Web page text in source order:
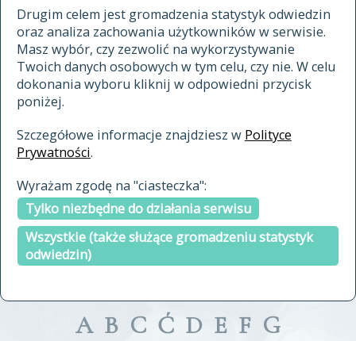
Drugim celem jest gromadzenia statystyk odwiedzin
oraz analiza zachowania użytkowników w serwisie.
Masz wybór, czy zezwolić na wykorzystywanie
Twoich danych osobowych w tym celu, czy nie. W celu
dokonania wyboru kliknij w odpowiedni przycisk
poniżej.
Szczegółowe informacje znajdziesz w Polityce
Prywatności.
Wyrażam zgodę na "ciasteczka":
Tylko niezbędne do działania serwisu
Wszystkie (także służące gromadzeniu statystyk
odwiedzin)
materiały archiwalne
cytowanie
kontakt
indeksie
a fronte
a tergo
A B C Ć D E F G